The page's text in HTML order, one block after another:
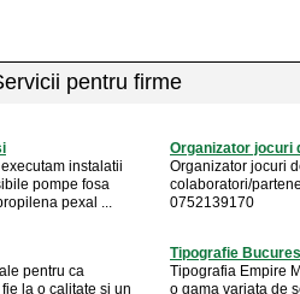
pentru firme
instalatii
pompe fosa
pexal ...
Organizator jocuri
Organizator jocuri
colaboratori/
0752139170
pentru ca
la o calitate si un
Tipografie
Tipografia Empire
o gama variata de